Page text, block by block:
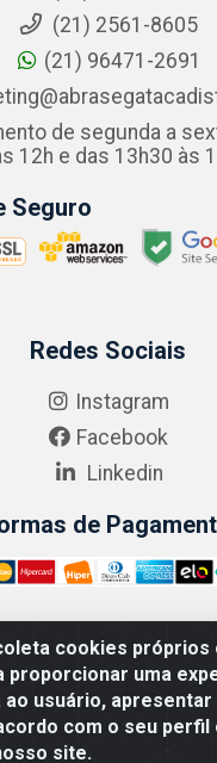
cookies próprios
proporcionar uma
usuário, apresentar
com o seu perfil
site.
(21) 2561-8605
(21) 96471-2691
de segunda a
12h e das 13h30 às
Seguro
Redes Sociais
Instagram
Facebook
Linkedin
de
ATACADISTA
0001-00 - Avenida Lobo
- Rio de Janeiro - RJ -